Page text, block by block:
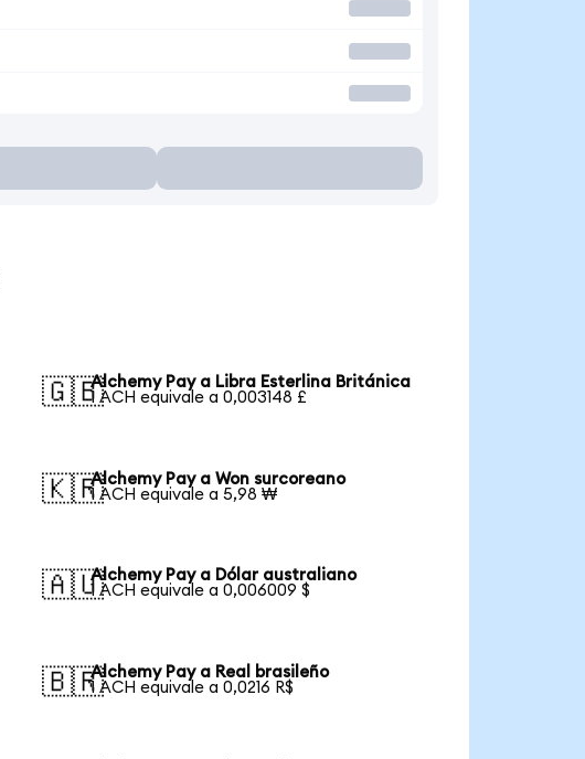
🇬🇧Alchemy Pay a Libra Esterlina Británica
1 ACH equivale a 0,003148 £
🇰🇷Alchemy Pay a Won surcoreano
1 ACH equivale a 5,98 ₩
🇦🇺Alchemy Pay a Dólar australiano
1 ACH equivale a 0,006009 $
🇧🇷Alchemy Pay a Real brasileño
1 ACH equivale a 0,0216 R$